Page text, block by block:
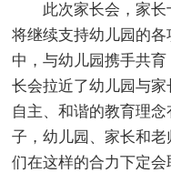
此次家长会，家
将继续支持幼儿园的
中，与幼儿园携手共
长会拉近了幼儿园与
自主、和谐的教育理
子，幼儿园、家长和
们在这样的合力下定会